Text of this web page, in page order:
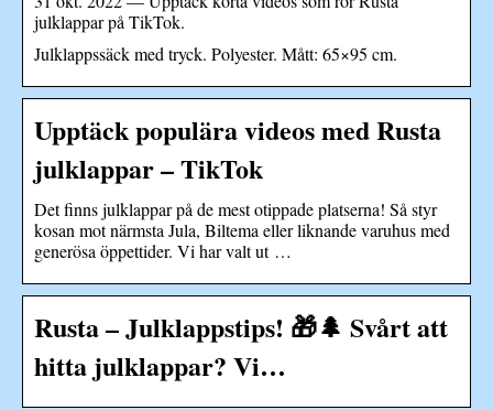
julklappar på TikTok.
Julklappssäck med tryck. Polyester. Mått: 65×95 cm.
Upptäck populära videos med Rusta
julklappar – TikTok
Det finns julklappar på de mest otippade platserna! Så styr
kosan mot närmsta Jula, Biltema eller liknande varuhus med
generösa öppettider. Vi har valt ut …
Rusta – Julklappstips! 🎁🌲 Svårt att
hitta julklappar? Vi…